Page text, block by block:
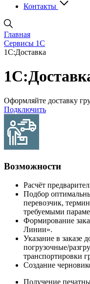
Контакты
Главная
Сервисы 1С
1С:Доставка
Оформляйте доставку
Подключить
Возможности
Расчёт
Подбор
перевозчик,
требуемыми
Формирование
Линии».
Указание в заказе
погрузочные/
транспортировки
Создание
Получение